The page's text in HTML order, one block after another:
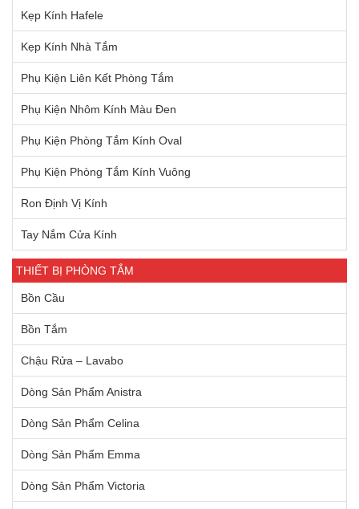
Kẹp Kính Hafele
Kẹp Kính Nhà Tắm
Phụ Kiện Liên Kết Phòng Tắm
Phụ Kiện Nhôm Kính Màu Đen
Phụ Kiện Phòng Tắm Kính Oval
Phụ Kiện Phòng Tắm Kính Vuông
Ron Định Vị Kính
Tay Nắm Cửa Kính
THIẾT BỊ PHÒNG TẮM
Bồn Cầu
Bồn Tắm
Chậu Rửa – Lavabo
Dòng Sản Phẩm Anistra
Dòng Sản Phẩm Celina
Dòng Sản Phẩm Emma
Dòng Sản Phẩm Victoria